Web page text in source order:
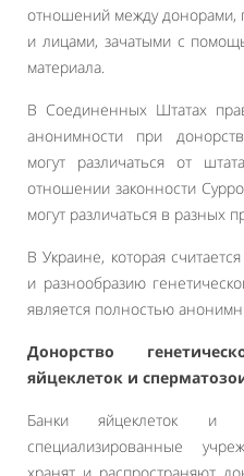
отношений между донорами,
и лицами, зачатыми с
материала.
В Соединенных Штатах
анонимности при
могут различаться от
отношении законности
могут различаться в разных
В Украине, которая
и разнообразию
является полностью
Донорство
яйцеклеток и
Банки яйцеклеток и
специализированные